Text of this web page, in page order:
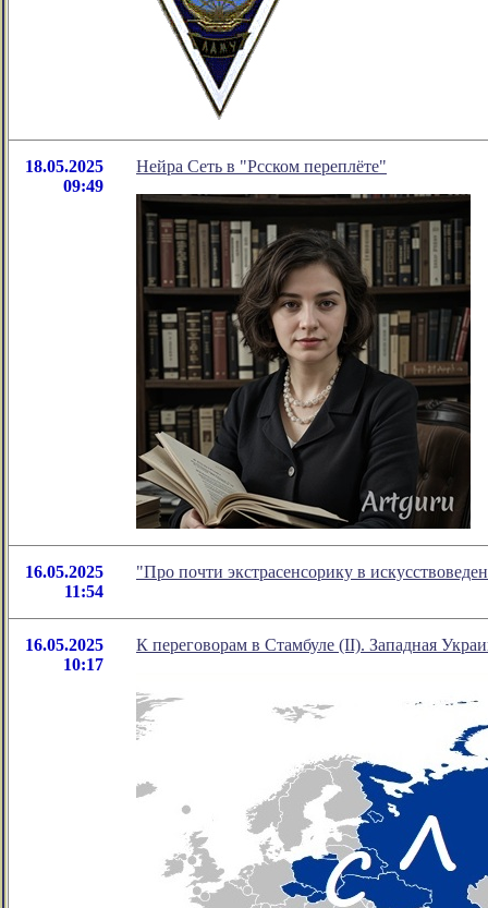
18.05.2025
09:49
Нейра Сеть в "Рсском переплёте"
16.05.2025
11:54
"Про почти экстрасенсорику в
16.05.2025
10:17
К переговорам в Стамбуле (II). Западная